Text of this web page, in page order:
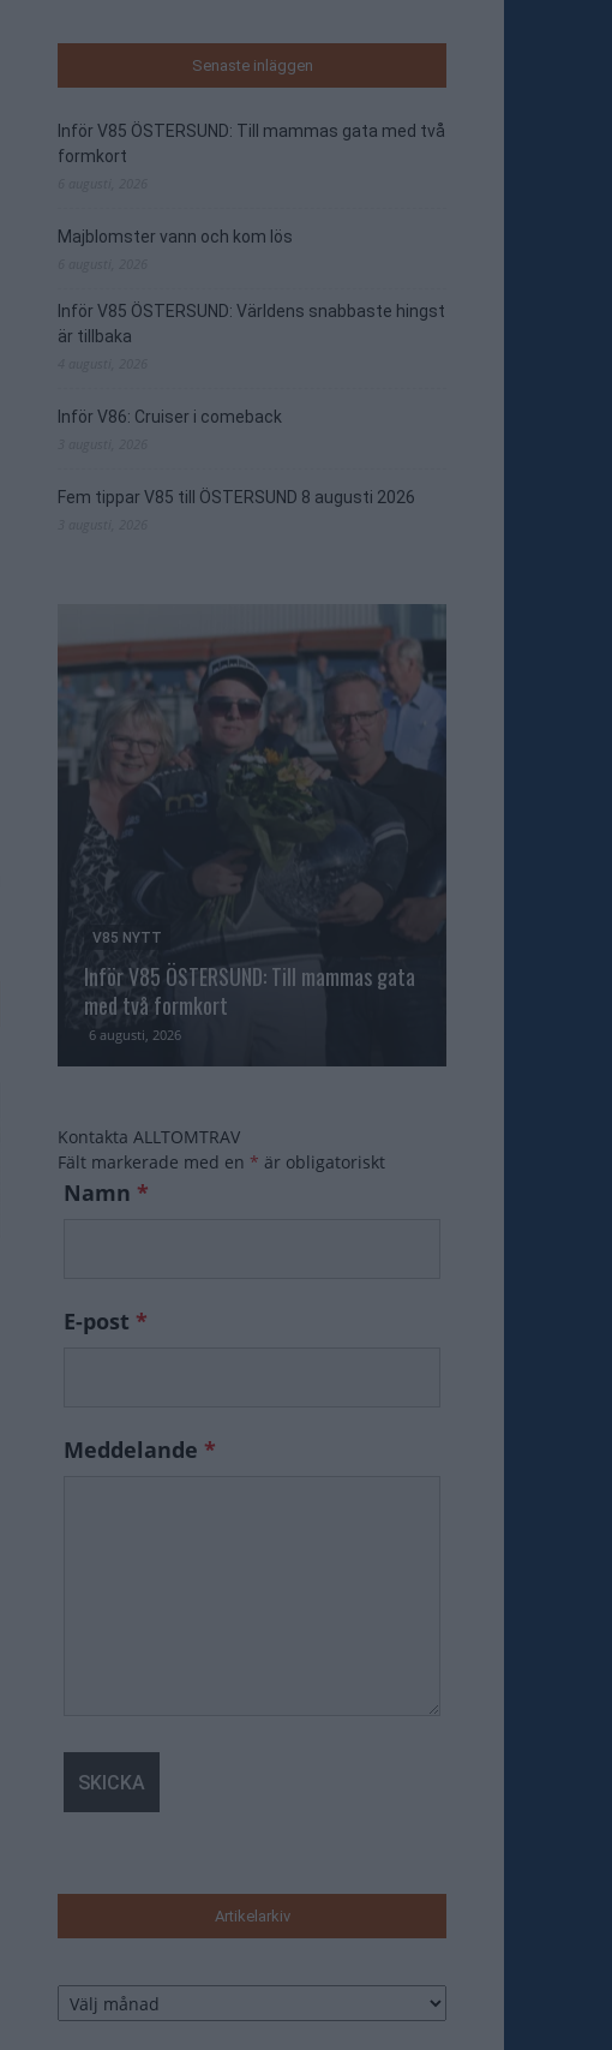
Senaste inläggen
Inför V85 ÖSTERSUND: Till mammas gata med två
formkort
Majblomster vann och kom lös
Inför V85 ÖSTERSUND: Världens snabbaste hingst
är tillbaka
Inför V86: Cruiser i comeback
Fem tippar V85 till ÖSTERSUND 8 augusti 2026
V85 NYTT
Inför V85 ÖSTERSUND: Till mammas gata
med två formkort
6 augusti, 2026
Kontakta ALLTOMTRAV
Fält markerade med en * är obligatoriskt
Namn *
E-post *
Meddelande *
Artikelarkiv
Artikelarkiv